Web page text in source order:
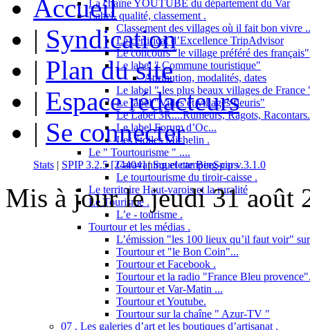
La chaîne YOUTUBE du département du Var
Label, qualité, classement .
Classement des villages où il fait bon vivre
Le certificat d’Excellence TripAdvisor
Le concours "le village préféré des
Le label " Commune touristique"
Attribution, modalités, dates
Le label " les plus beaux villages de France
Le label "Villes et villages fleuris"
Le Label 3R....Rumeurs, Ragots,
Le label Forum d’Oc...
Les étoiles Michelin .
Le " Tourtourisme " ....
Caravaning et camping-cars
Le tourtourisme du tiroir-caisse .
Le territoire Haut-varois et la ruralité
Le Tourisme .
L’e - tourisme .
Tourtour et les médias .
L’émission "les 100 lieux qu’il faut voir"
Tourtour et "le Bon Coin"...
Tourtour et Facebook .
Tourtour et la radio "France Bleu
Tourtour et Var-Matin ...
Tourtour et Youtube.
Tourtour sur la chaîne " Azur-TV "
07 . Les galeries d’art et les boutiques d’artisanat .
Accueil
| Syndication
| Plan du site
| Espace rédacteurs
| Se connecter
Stats | SPIP 3.2.5 [24404]|Squelette BeeSpip v.3.1.0
Mis à jour le jeudi 31 août